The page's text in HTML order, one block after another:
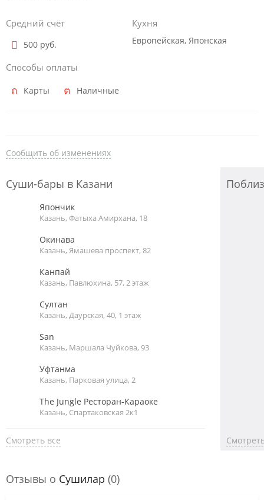
Средний счёт
500 руб.
Способы оплаты
Карты Наличные
Кухня
Европейская, Японская
Сообщить об изменениях
Суши-бары в Казани
Япончик
Казань, Фатыха Амирхана, 18
Окинава
Казань, Ямашева проспект, 82
Канпай
Казань, Павлюхина, 57, 2 этаж
Султан
Казань, Даурская, 40, 1 этаж
San
Казань, Маршала Чуйкова, 93
Уфтанма
Казань, Парковая улица, 2
The Jungle Ресторан-Караоке
Казань, Спартаковская 2к1
Смотреть все
Отзывы о Сушилар (0)